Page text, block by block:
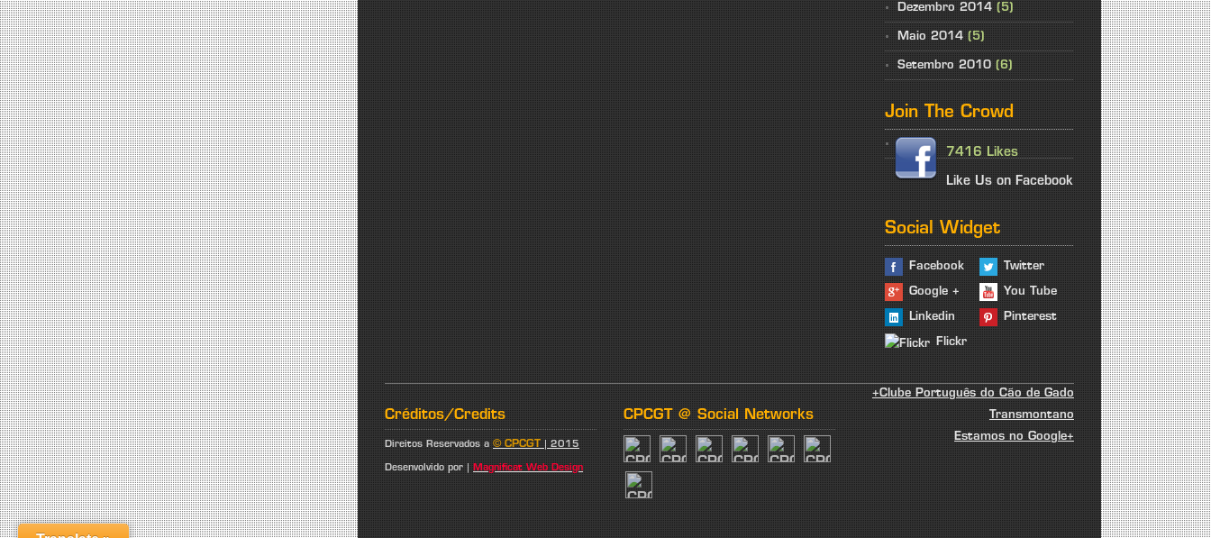
Dezembro 2014(5)
Maio 2014(5)
Setembro 2010(6)
Join The Crowd
7416 Likes
Like Us on Facebook
Social Widget
Facebook Twitter
Google + You Tube
Linkedin Pinterest
Flickr
Créditos/Credits
Direitos Reservados a© CPCGT| 2015
Desenvolvido por |Magnificat Web Design
CPCGT @ Social Networks
+Clube Português do Cão de Gado
Transmontano
Estamos no Google+